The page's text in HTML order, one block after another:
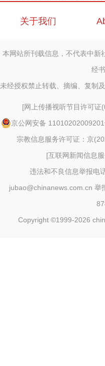
关于我们
本网站所刊载信息，不代表中新
经
未经授权禁止转载、摘编、复制
[网上传播视听节目许可证
京公网安备
宗教信息服务许可证：京
[互联网新闻信息
违法和不良信息举报电
jubao@chinanews.com.cn 举
Copyright ©1999-2026